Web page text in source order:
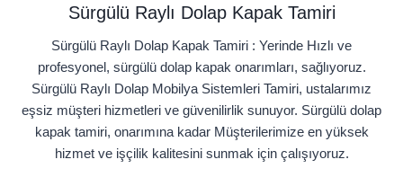
Sürgülü Raylı Dolap Kapak Tamiri
Sürgülü Raylı Dolap Kapak Tamiri : Yerinde Hızlı ve
profesyonel, sürgülü dolap kapak onarımları, sağlıyoruz.
Sürgülü Raylı Dolap Mobilya Sistemleri Tamiri, ustalarımız
eşsiz müşteri hizmetleri ve güvenilirlik sunuyor. Sürgülü dolap
kapak tamiri, onarımına kadar Müşterilerimize en yüksek
hizmet ve işçilik kalitesini sunmak için çalışıyoruz.